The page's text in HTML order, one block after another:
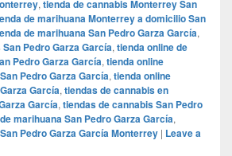
, tienda de cannabis Monterrey San
de marihuana Monterrey a domicilio San
de marihuana San Pedro Garza García,
Pedro Garza García, tienda online de
Pedro Garza García, tienda online
Pedro Garza García, tienda online
García, tiendas de cannabis en
García, tiendas de cannabis San Pedro
marihuana San Pedro Garza García,
Pedro Garza García Monterrey | Leave a